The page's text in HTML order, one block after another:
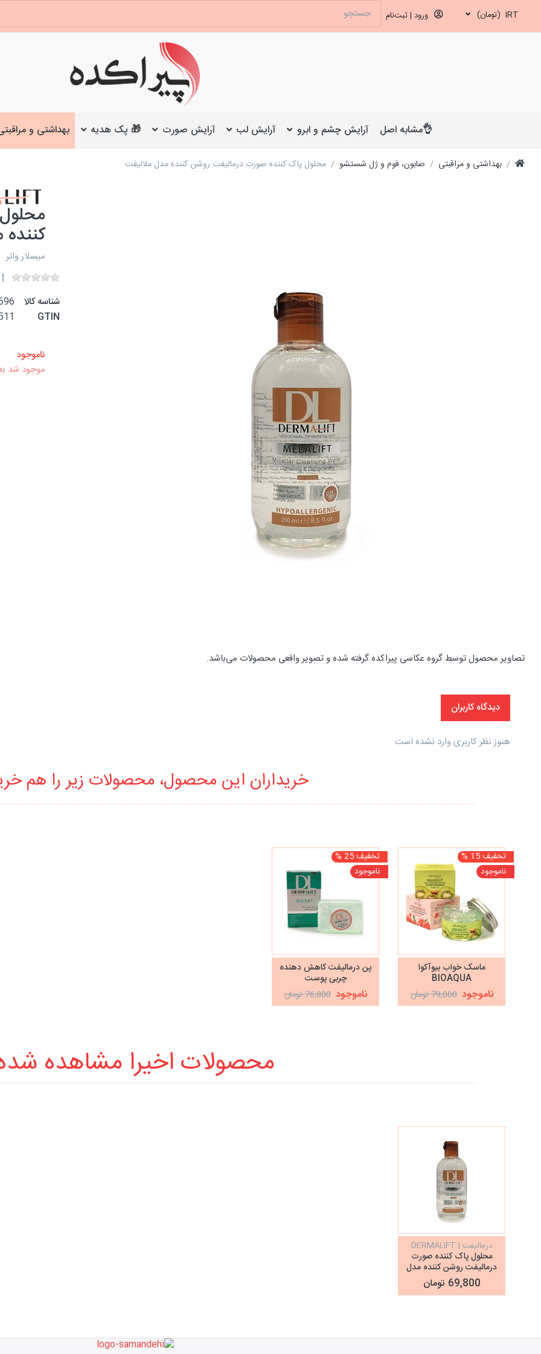
IRT (تومان) ورود | ثبت‌نام
👌مشابه اصل آرایش چشم و ابرو آرایش لب آرایش صورت 🎁 پک هدیه بهداشتی و
بهداشتی و مراقبتی صابون، فوم و ژل شستشو محلول پاک کننده صورت درمالیفت روشن کننده مدل ملالیفت
تصاویر محصول توسط گروه عکاسی پیراکده گرفته شده و تصویر واقعی محصولات می‌باشد.
میسلار واتر
شناسه کالا
GTIN
ناموجود
موجود شد
دیدگاه کاربران
هنوز نظر کاربری وارد نشده است
خریداران این محصول، محصولات زیر را هم
تخفیف 15 %
ناموجود
ماسک خواب بیوآکوا
BIOAQUA
ناموجود 79,000 تومان
تخفیف 25 %
ناموجود
پن درمالیفت کاهش دهنده
چربی پوست
ناموجود 76,800 تومان
محصولات اخیرا مشاهده
درمالیفت | DERMALIFT
محلول پاک کننده صورت
درمالیفت روشن کننده مدل
ملالیفت
69,800 تومان